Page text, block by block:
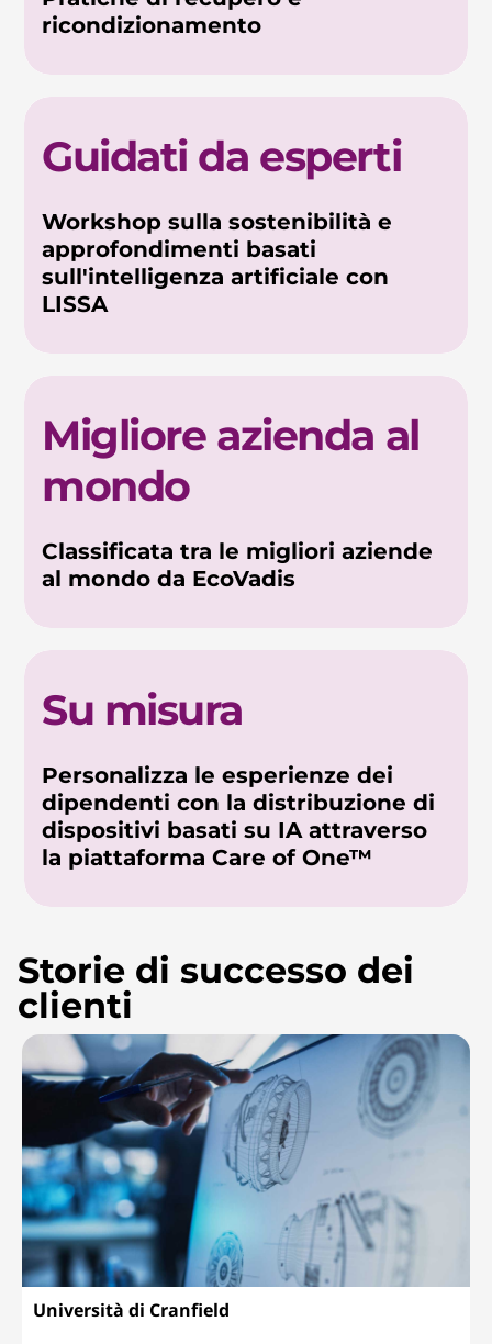
ricondizionamento
Guidati da esperti
Workshop sulla sostenibilità e
approfondimenti basati
sull'intelligenza artificiale con
LISSA
Migliore azienda al
mondo
Classificata tra le migliori aziende
al mondo da EcoVadis
Su misura
Personalizza le esperienze dei
dipendenti con la distribuzione di
dispositivi basati su IA attraverso
la piattaforma Care of One™
Storie di successo dei
clienti
Università di Cranfield